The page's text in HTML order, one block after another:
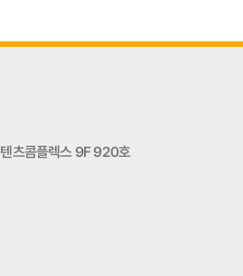
츠콤플렉스 9F 920호